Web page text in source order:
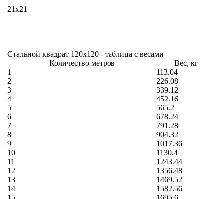
21х21
Стальной квадрат 120х120 - таблица с весами
Количество метров
Вес, кг
1
113.04
2
226.08
3
339.12
4
452.16
5
565.2
6
678.24
7
791.28
8
904.32
9
1017.36
10
1130.4
11
1243.44
12
1356.48
13
1469.52
14
1582.56
15
1695.6